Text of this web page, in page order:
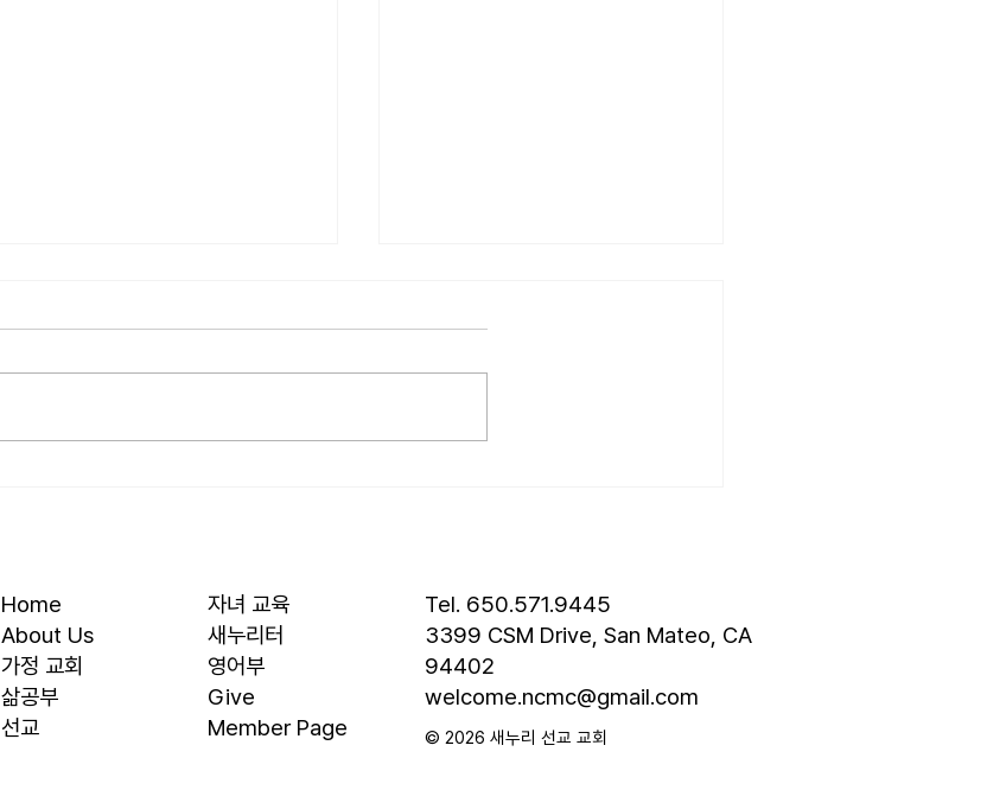
다. 산업혁명 이후 급속도로 발전
고, 쇼핑몰에 가지 않아도 온라인
으로 필요한 물건을 주문하면 집까
지 배달받을 수 있습니다. 식료품
장
우리는 살아가는 동안 수많은 기대
대, 관계를 맺을 때 갖는 기대 등 기
음 3장 8절, “그러므로 회
Home
About Us
​가정 교회
​삶공부
​선교
자녀 교육
새누리터
영어부
Give
Member Page
Tel. 650.571.9445
3399 CSM Drive, San Mateo, CA
94402
welcome.ncmc@gmail.com
© 2026 새누리 선교 교회